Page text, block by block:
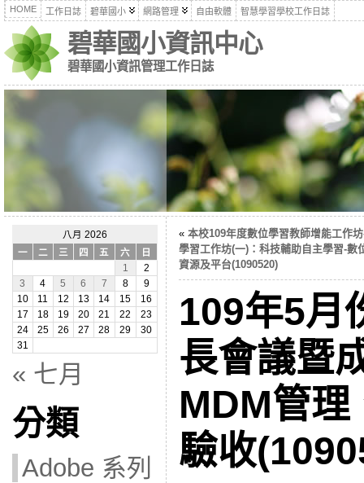
HOME 工作日誌 碧華國小 網路管理 自由軟體 智慧學習學校工作日誌
碧華國小資訊中心
碧華國小資訊管理工作日誌
八月 2026
一
二 三 四 五 六
日
1
2
3
4 5 6 7 8
9
10
11 12 13 14 15
16
17
18 19 20 21 22
23
24
25 26 27 28 29
30
31
« 七月
分類
Adobe 系列
« 本校109年度數位學習教師增能工作
學習工作坊(一)：科技輔助自主學習-數
資源及平台(1090520)
109年5月
長會議暨
MDM管理
驗收